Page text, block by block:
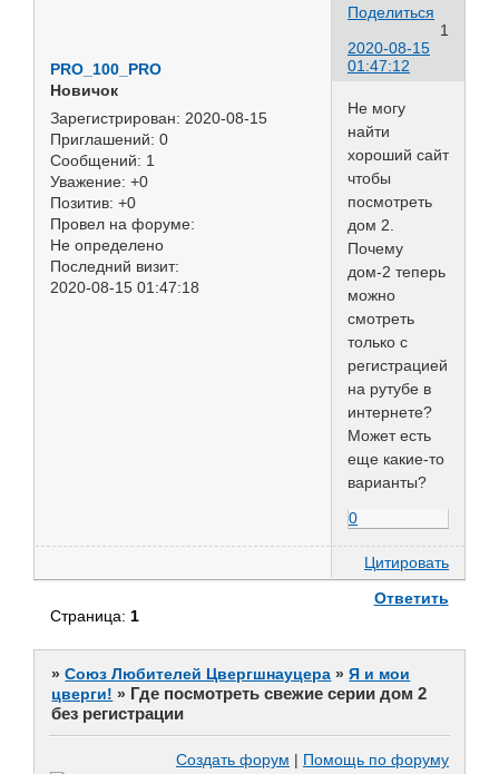
Поделиться
1
2020-08-15
01:47:12
PRO_100_PRO
Новичок
Зарегистрирован: 2020-08-15
Приглашений: 0
Сообщений: 1
Уважение: +0
Позитив: +0
Провел на форуме:
Не определено
Последний визит:
2020-08-15 01:47:18
Не могу
найти
хороший сайт
чтобы
посмотреть
дом 2.
Почему
дом-2 теперь
можно
смотреть
только с
регистрацией
на рутубе в
интернете?
Может есть
еще какие-то
варианты?
0
Цитировать
Ответить
Страница: 1
»Союз Любителей Цвергшнауцера »Я и мои
цверги! » Где посмотреть свежие серии дом 2
без регистрации
Создать форум | Помощь по форуму